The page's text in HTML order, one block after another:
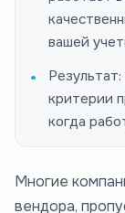
вашей
критерии
когда
Многие
вендора,